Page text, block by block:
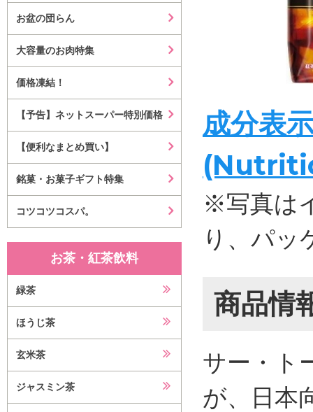
お盆の団らん
大容量のお肉特集
価格凍結！
【予告】ネットスーパー特別価格
【便利なまとめ買い】
銘菓・お菓子ギフト特集
コツコツコスパ。
お茶・紅茶飲料
緑茶
ほうじ茶
玄米茶
ジャスミン茶
成分表
※写真は
り、パッ
商品情
サー・ト
が、日本